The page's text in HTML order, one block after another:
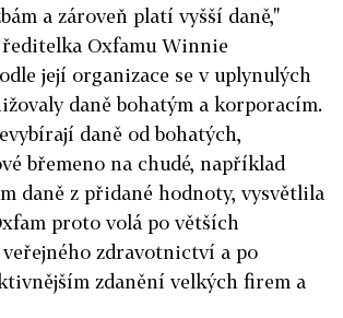
a zároveň platí vyšší daně,"
Oxfamu Winnie
její organizace se v uplynulých
daně bohatým a korporacím.
daně od bohatých,
břemeno na chudé, například
daně z přidané hodnoty, vysvětlila
proto volá po větších
zdravotnictví a po
zdanění velkých firem a